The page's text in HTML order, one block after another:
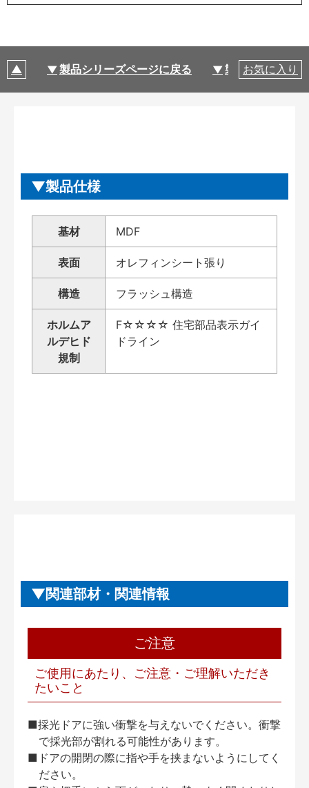
製品シリーズページに戻る 製品仕様
お気に入り
製品仕様
基材 MDF
表面 オレフィンシート張り
構造 フラッシュ構造
ホルムア
ルデヒド
規制
F☆☆☆☆ 住宅部品表示ガイ
ドライン
関連部材・関連情報
ご注意
ご使用にあたり、ご注意・ご理解いただき
たいこと
■採光ドアに強い衝撃を与えないでください。衝撃
で採光部が割れる可能性があります。
■ドアの開閉の際に指や手を挟まないようにしてく
ださい。